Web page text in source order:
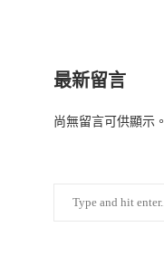
最新留言
尚無留言可供顯示。